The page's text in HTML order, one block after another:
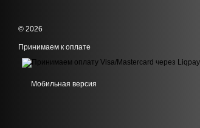
© 2026
Принимаем к оплате
Мобильная версия